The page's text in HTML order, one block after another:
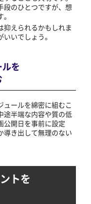
段のひとつですが、想
抑えられるかもしれま
いでしょう。
を
ュールを綿密に組むこ
途半端な内容や質の低
公開日を事前に設定
導き出して無理のない
トを